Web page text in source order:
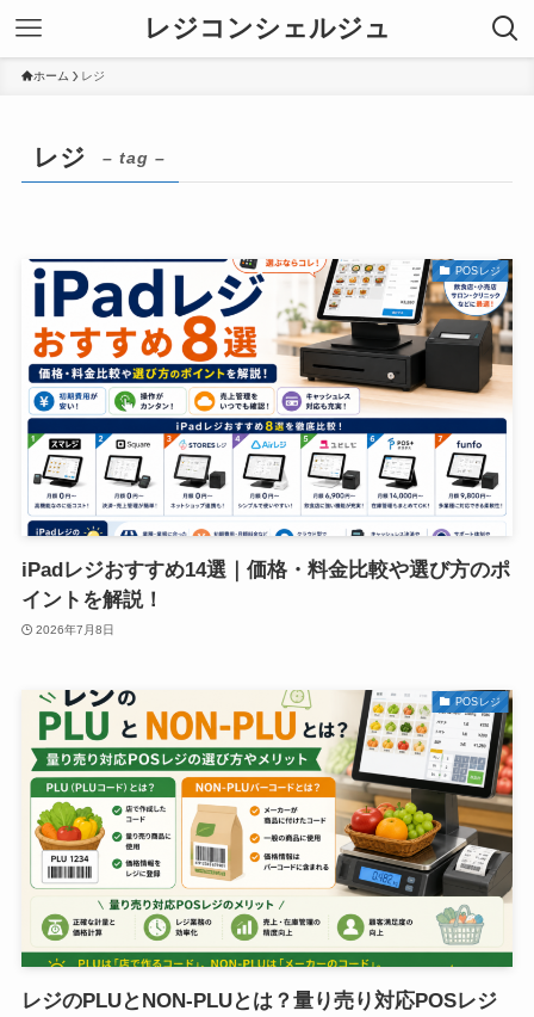
レジコンシェルジュ
ホーム レジ
レジ – tag –
POSレジ
iPadレジおすすめ14選｜価格・料金比較や選び方のポ
イントを解説！
2026年7月8日
POSレジ
レジのPLUとNON-PLUとは？量り売り対応POSレジ